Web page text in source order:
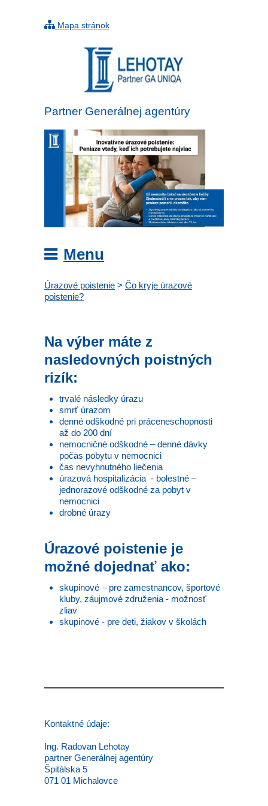
Mapa stránok
Partner Generálnej agentúry
UNIQA
Menu
Úrazové poistenie > Čo kryje úrazové
poistenie?
Na výber máte z
nasledovných poistných
rizík:
trvalé následky úrazu
smrť úrazom
denné odškodné pri práceneschopnosti
až do 200 dní
nemocničné odškodné – denné dávky
počas pobytu v nemocnici
čas nevyhnutného liečenia
úrazová hospitalizácia - bolestné –
jednorazové odškodné za pobyt v
nemocnici
drobné úrazy
Úrazové poistenie je
možné dojednať ako:
skupinové – pre zamestnancov, športové
kluby, záujmové združenia - možnosť
zliav
skupinové - pre deti, žiakov v školách
Kontaktné údaje:
Ing. Radovan Lehotay
partner Generálnej agentúry
Špitálska 5
071 01 Michalovce